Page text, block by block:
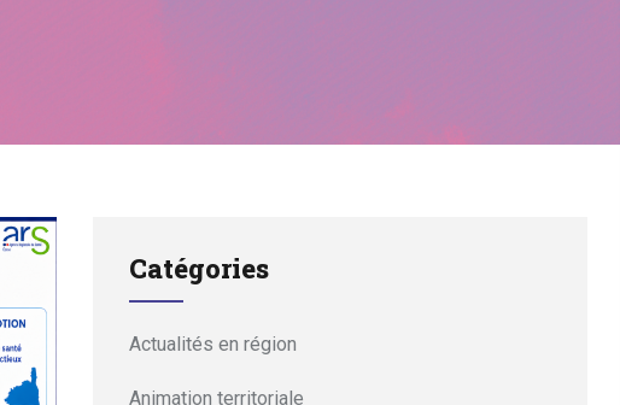
Catégories
Actualités en région
Animation territoriale